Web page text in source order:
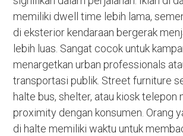
memiliki dwell time lebih lama,
di eksterior kendaraan bergerak
lebih luas. Sangat cocok untuk
menargetkan urban professionals
transportasi publik. Street furniture
halte bus, shelter, atau kiosk telepon
proximity dengan konsumen. Orang
di halte memiliki waktu untuk